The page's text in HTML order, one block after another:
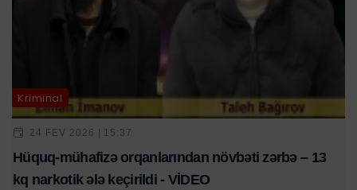
Kriminal
24 FEV 2026 | 15:37
Hüquq-mühafizə orqanlarından növbəti zərbə – 13
kq narkotik ələ keçirildi - VİDEO